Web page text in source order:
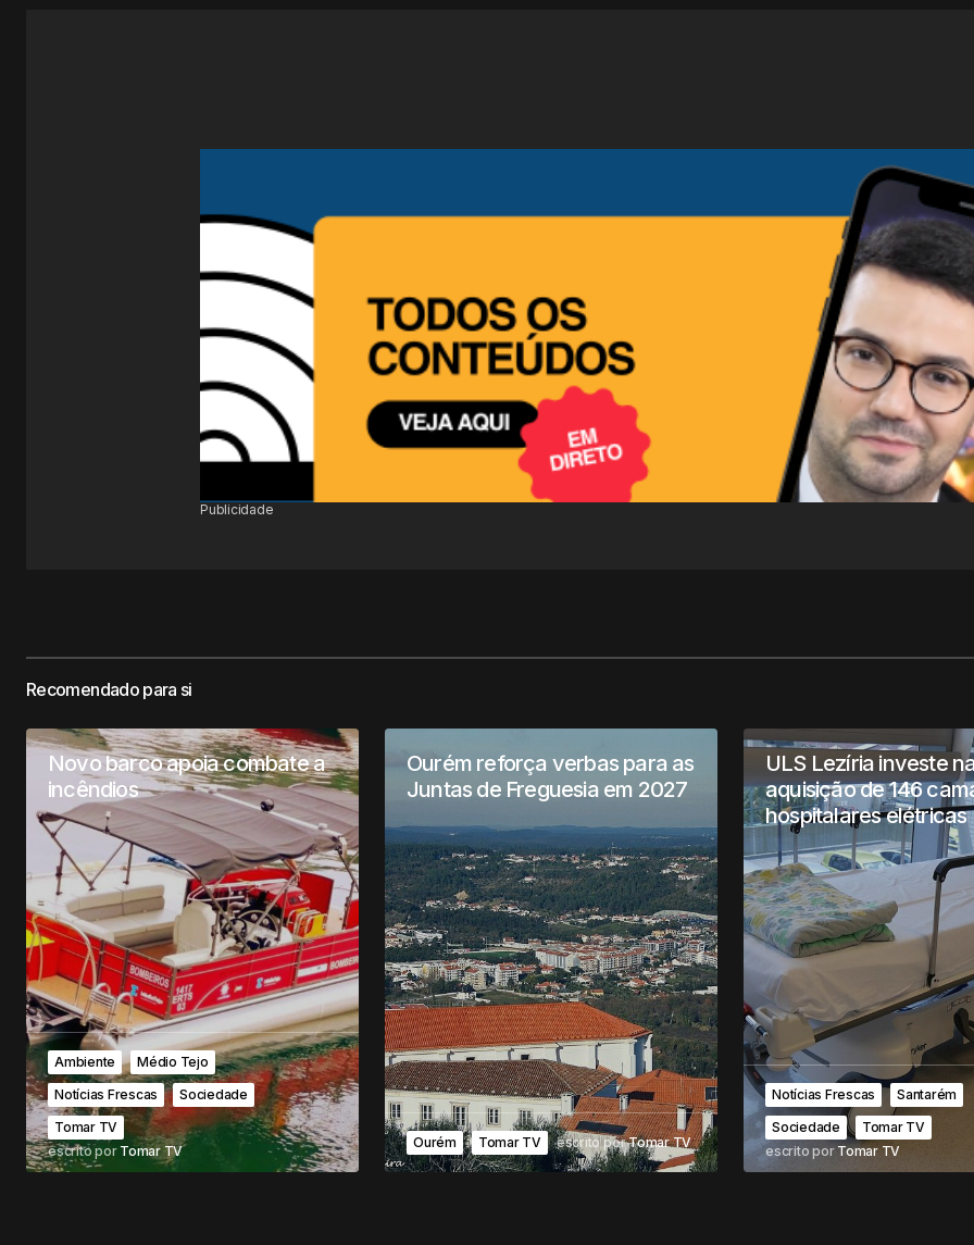
Publicidade
Recomendado para si
Novo barco apoia combate a
incêndios
Ambiente
Médio Tejo
Notícias Frescas
Sociedade
Tomar TV
escrito por Tomar TV
Ourém reforça verbas para as
Juntas de Freguesia em 2027
Ourém Tomar TV escrito porTomar TV
ULS Lezíria investe
aquisição de 146
hospitalares elétricas
Notícias Frescas
Santarém
Sociedade
Tomar TV
escrito por Tomar TV